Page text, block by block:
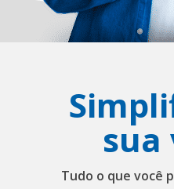
sua
Tudo o que você